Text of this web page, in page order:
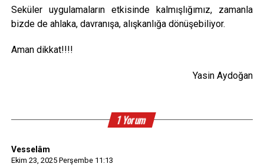
Seküler uygulamaların etkisinde kalmışlığımız, zamanla
bizde de ahlaka, davranışa, alışkanlığa dönüşebiliyor.
Aman dikkat!!!!
Yasin Aydoğan
1 Yorum
Vesselâm
Ekim 23, 2025 Perşembe 11:13